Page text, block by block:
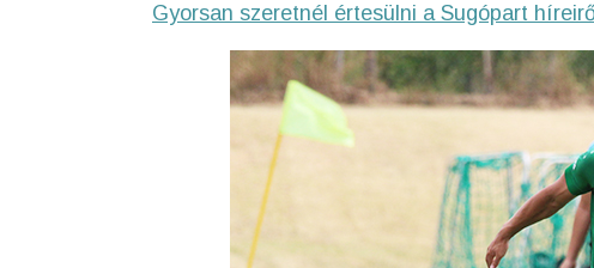
Gyorsan szeretnél értesülni a Sugópart